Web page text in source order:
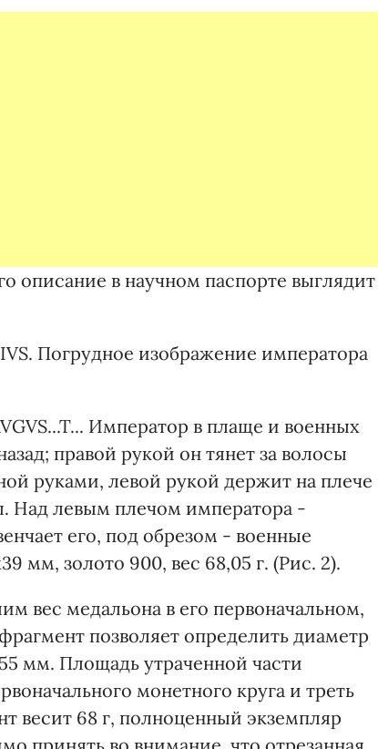
описание в научном паспорте выглядит
Погрудное изображение императора
Император в плаще и военных
правой рукой он тянет за волосы
руками, левой рукой держит на плече
Над левым плечом императора -
его, под обрезом - военные
мм, золото 900, вес 68,05 г. (Рис. 2).
вес медальона в его первоначальном,
позволяет определить диаметр
мм. Площадь утраченной части
монетного круга и треть
весит 68 г, полноценный экземпляр